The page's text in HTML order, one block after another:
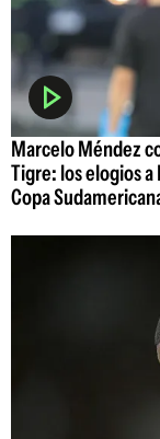
Marcelo Méndez
Tigre: los elogios
Copa